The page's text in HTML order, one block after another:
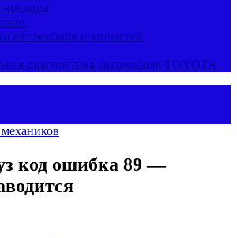
кредиты
автомобиля и запчастей
диагностика автомобиля TOYOTA
код ошибка 89 —